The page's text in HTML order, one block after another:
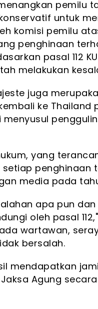
pemilu
untuk
komisi pemilu
penghinaan
pasal 112
melakukan
juga
ke Thailand
yang
setiap penghinaan
media pada
apa pun
oleh pasal
wartawan,
bersalah.
mendapatkan
Agung